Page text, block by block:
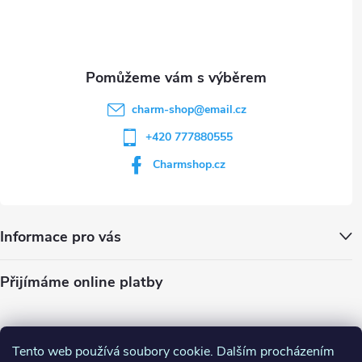
Tento web používá soubory cookie. Dalším procházením
charm-shop@email.cz
+420 777880555
Charmshop.cz
Informace pro vás
Přijímáme online platby